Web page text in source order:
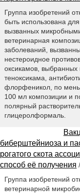
Группа изобретений
быть использована
вызванных
ветеринарная
заболеваний,
нестероидное
оксикамов, выбранных
теноксикама,
флорфеникол, по
100 мл композиции и
полярный
глицеролформаль.
биберштейниоза и
рогатого скота
способ её получения
Группа изобретений
ветеринарной